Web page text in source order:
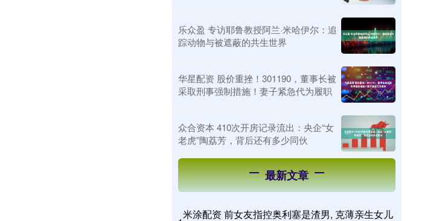
乐众盈 专访耶鲁教授阿兰·米哈伊尔：追
踪动物与被遮蔽的共生世界
华星配资 股价重挫！301190，董事长被
采取刑事强制措施！妻子紧急代为履职
众合资本 410次开房记录流出：央企“女
老虎”陶荔芳，背后还有多少同伙
最新文章
米涂配资 前女友指控奥利塞是渣男, 克薄亲生女儿